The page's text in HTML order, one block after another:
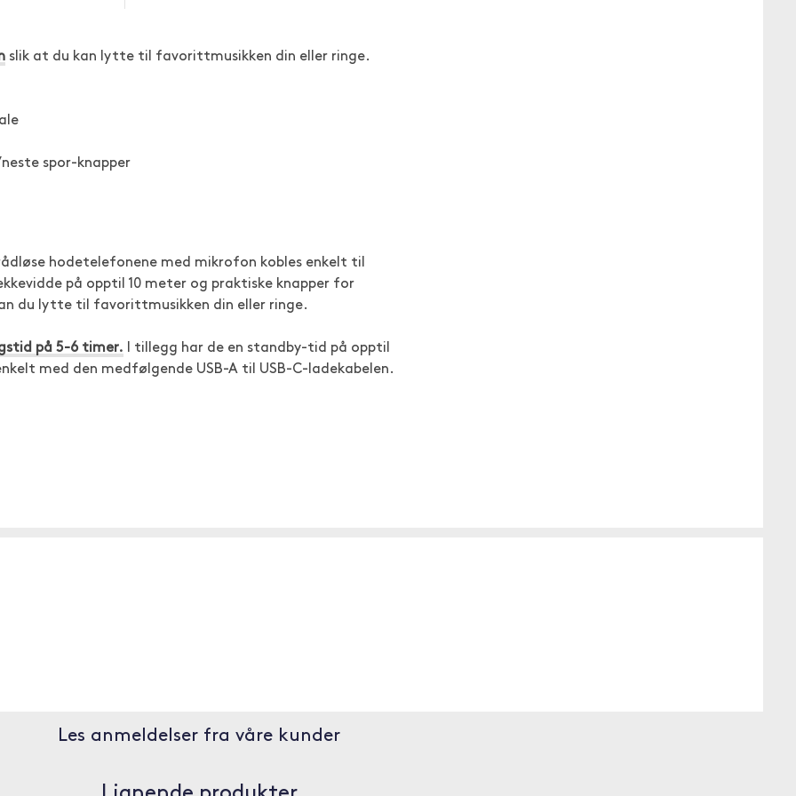
slik at du kan lytte til favorittmusikken din eller ringe.
spor-knapper
hodetelefonene med mikrofon kobles enkelt til
på opptil 10 meter og praktiske knapper for
du lytte til favorittmusikken din eller ringe.
på 5-6 timer. I tillegg har de en standby-tid på opptil
med den medfølgende USB-A til USB-C-ladekabelen.
Les anmeldelser fra våre kunder